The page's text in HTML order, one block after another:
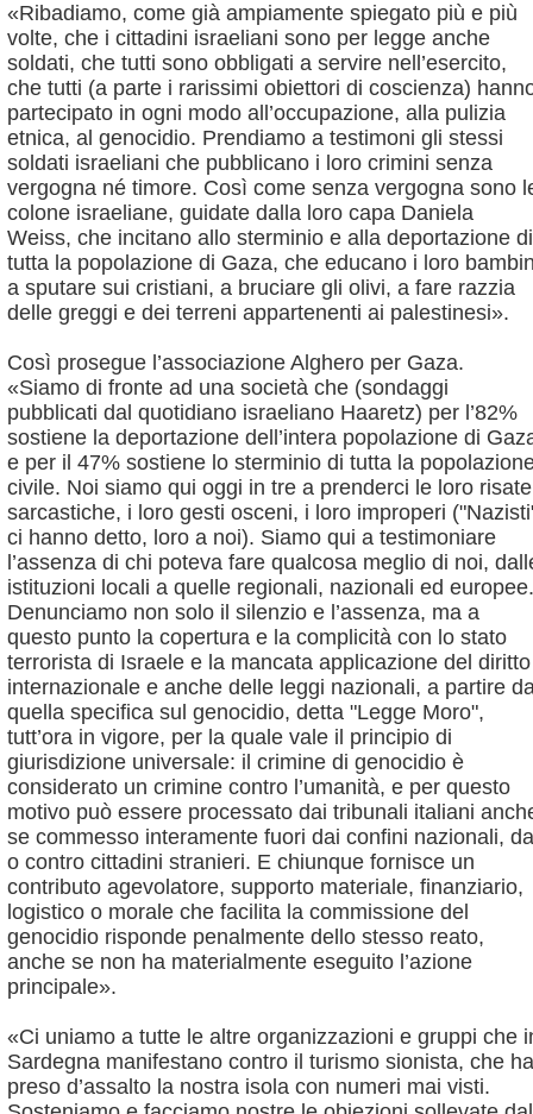
«Ribadiamo, come già ampiamente spiegato più e più
volte, che i cittadini israeliani sono per legge anche
soldati, che tutti sono obbligati a servire nell’esercito,
che tutti (a parte i rarissimi obiettori di coscienza)
partecipato in ogni modo all’occupazione, alla pulizia
etnica, al genocidio. Prendiamo a testimoni gli stessi
soldati israeliani che pubblicano i loro crimini senza
vergogna né timore. Così come senza vergogna sono
colone israeliane, guidate dalla loro capa Daniela
Weiss, che incitano allo sterminio e alla deportazione di
tutta la popolazione di Gaza, che educano i loro
a sputare sui cristiani, a bruciare gli olivi, a fare razzia
delle greggi e dei terreni appartenenti ai palestinesi».
Così prosegue l’associazione Alghero per Gaza.
«Siamo di fronte ad una società che (sondaggi
pubblicati dal quotidiano israeliano Haaretz) per l’82%
sostiene la deportazione dell’intera popolazione di
e per il 47% sostiene lo sterminio di tutta la
civile. Noi siamo qui oggi in tre a prenderci le loro risate
sarcastiche, i loro gesti osceni, i loro improperi
ci hanno detto, loro a noi). Siamo qui a testimoniare
l’assenza di chi poteva fare qualcosa meglio di noi,
istituzioni locali a quelle regionali, nazionali ed europee.
Denunciamo non solo il silenzio e l’assenza, ma a
questo punto la copertura e la complicità con lo stato
terrorista di Israele e la mancata applicazione del diritto
internazionale e anche delle leggi nazionali, a partire
quella specifica sul genocidio, detta "Legge Moro",
tutt’ora in vigore, per la quale vale il principio di
giurisdizione universale: il crimine di genocidio è
considerato un crimine contro l’umanità, e per questo
motivo può essere processato dai tribunali italiani
se commesso interamente fuori dai confini nazionali, da
o contro cittadini stranieri. E chiunque fornisce un
contributo agevolatore, supporto materiale, finanziario,
logistico o morale che facilita la commissione del
genocidio risponde penalmente dello stesso reato,
anche se non ha materialmente eseguito l’azione
principale».
«Ci uniamo a tutte le altre organizzazioni e gruppi che
Sardegna manifestano contro il turismo sionista, che ha
preso d’assalto la nostra isola con numeri mai visti.